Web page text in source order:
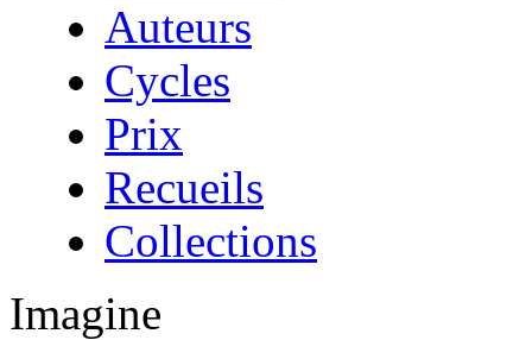
Auteurs
Cycles
Prix
Recueils
Collections
Imagine